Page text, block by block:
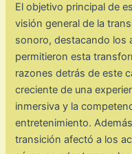
El objetivo principal de
visión general de la
sonoro, destacando los
permitieron esta
razones detrás de este
creciente de una
inmersiva y la
entretenimiento.
transición afectó a los